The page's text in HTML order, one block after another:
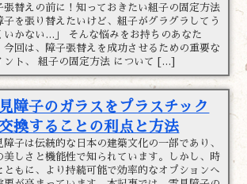
張替えの前に！知っておきたい組子の固定方法
子を張り替えたいけど、組子がグラグラしてう
いかない…」 そんな悩みをお持ちのあなた
今回は、障子張替えを成功させるための重要な
ント、 組子の固定方法 について […]
障子のガラスをプラスチック
換することの利点と方法
障子は伝統的な日本の建築文化の一部であり、
美しさと機能性で知られています。しかし、時
ともに、より持続可能で効率的なオプションへ